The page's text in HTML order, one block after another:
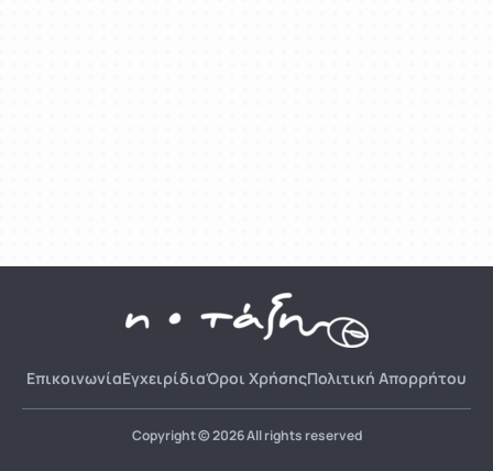
ΕπικοινωνίαΕγχειρίδιαΌροι ΧρήσηςΠολιτική Απορρήτου
Copyright © 2026 All rights reserved